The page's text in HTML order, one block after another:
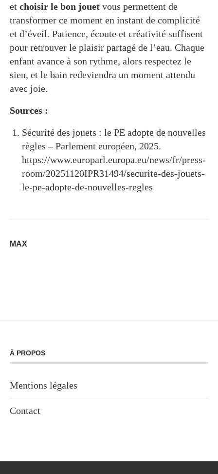
et choisir le bon jouet vous permettent de
transformer ce moment en instant de complicité
et d’éveil. Patience, écoute et créativité suffisent
pour retrouver le plaisir partagé de l’eau. Chaque
enfant avance à son rythme, alors respectez le
sien, et le bain redeviendra un moment attendu
avec joie.
Sources :
Sécurité des jouets : le PE adopte de nouvelles
règles – Parlement européen, 2025.
https://www.europarl.europa.eu/news/fr/press-
room/20251120IPR31494/securite-des-jouets-
le-pe-adopte-de-nouvelles-regles
MAX
À PROPOS
Mentions légales
Contact